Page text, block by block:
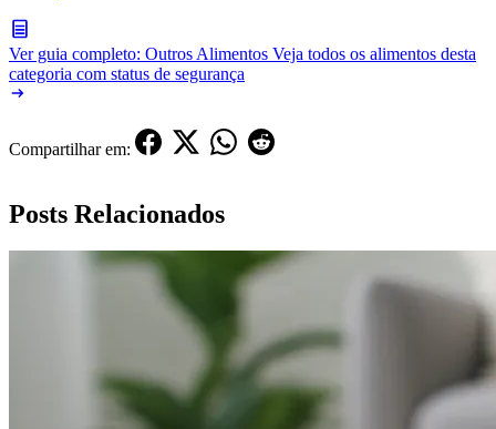
Ver guia completo: Outros Alimentos Veja todos os alimentos desta
categoria com status de segurança
Compartilhar em:
Posts Relacionados